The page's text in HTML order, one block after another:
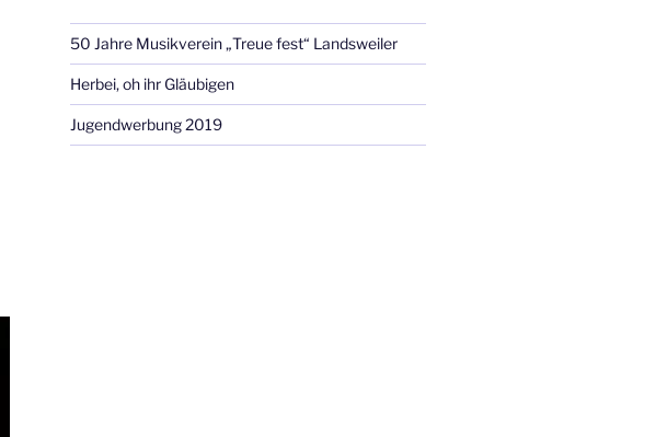
50 Jahre Musikverein „Treue fest“ Landsweiler
Herbei, oh ihr Gläubigen
Jugendwerbung 2019